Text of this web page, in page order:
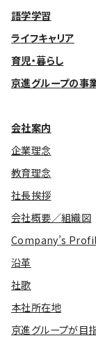
語学学習
ライフキャリア
育児・暮らし
京進グループの事
会社案内
企業理念
教育理念
社長挨拶
会社概要／組織図
Company’s
沿革
社歌
本社所在地
京進グループが目